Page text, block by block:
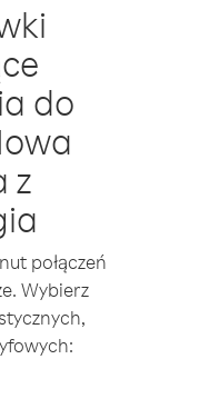
do
z
połączeń
Wybierz